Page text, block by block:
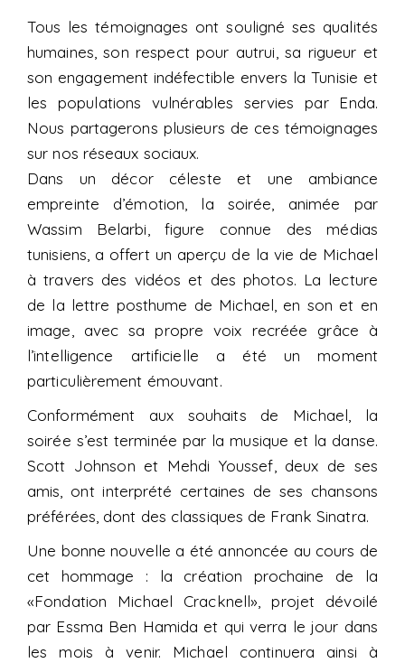
Tous les témoignages ont souligné ses qualités
humaines, son respect pour autrui, sa rigueur et
son engagement indéfectible envers la Tunisie et
les populations vulnérables servies par Enda.
Nous partagerons plusieurs de ces témoignages
sur nos réseaux sociaux.
Dans un décor céleste et une ambiance
empreinte d’émotion, la soirée, animée par
Wassim Belarbi, figure connue des médias
tunisiens, a offert un aperçu de la vie de Michael
à travers des vidéos et des photos. La lecture
de la lettre posthume de Michael, en son et en
image, avec sa propre voix recréée grâce à
l’intelligence artificielle a été un moment
particulièrement émouvant.
Conformément aux souhaits de Michael, la
soirée s’est terminée par la musique et la danse.
Scott Johnson et Mehdi Youssef, deux de ses
amis, ont interprété certaines de ses chansons
préférées, dont des classiques de Frank Sinatra.
Une bonne nouvelle a été annoncée au cours de
cet hommage : la création prochaine de la
«Fondation Michael Cracknell», projet dévoilé
par Essma Ben Hamida et qui verra le jour dans
les mois à venir. Michael continuera ainsi à